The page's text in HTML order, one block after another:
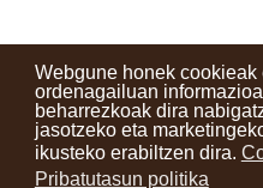
Webgune honek
ordenagailuan
beharrezkoak dira
jasotzeko eta
ikusteko erabiltzen dira.
Pribatutasun politika
Kontaktuak Erabilera